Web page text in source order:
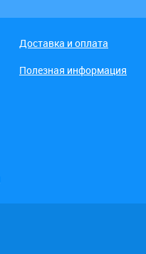
Доставка и оплата
Полезная информация